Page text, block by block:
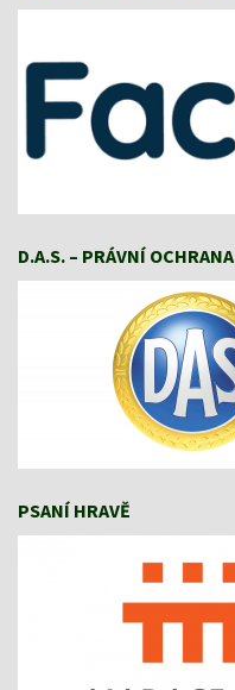
D.A.S. – PRÁVNÍ OCHRANA
PSANÍ HRAVĚ